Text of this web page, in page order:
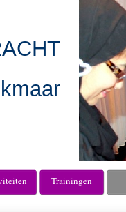
Trainingen